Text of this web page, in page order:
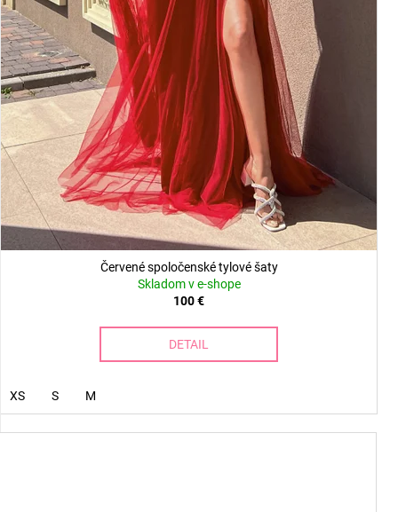
Červené spoločenské tylové šaty
Skladom v e-shope
100 €
DETAIL
XS S M